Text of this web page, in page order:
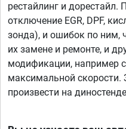
рестайлинг и
отключение EGR, DPF,
зонда), и ошибок по ним,
их замене и ремонте, и
модификации, например
максимальной
произвести на